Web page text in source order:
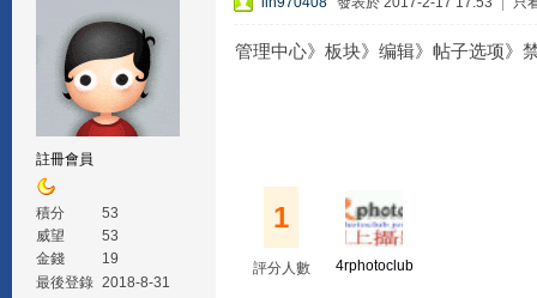
註冊會員
積分
53
威望
53
金錢
19
最後登錄 2018-8-31
管理中心》板块》编辑》帖子选项》
1
評分人數 4rphotoclub